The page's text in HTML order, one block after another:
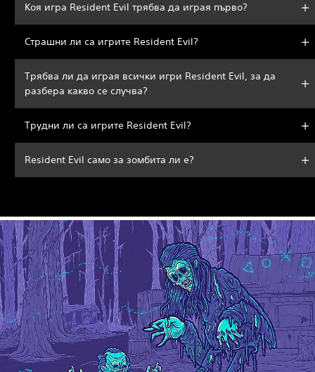
Коя игра Resident Evil трябва да играя първо?
Страшни ли са игрите Resident Evil?
Трябва ли да играя всички игри Resident Evil, за да
разбера какво се случва?
Трудни ли са игрите Resident Evil?
Resident Evil само за зомбита ли е?